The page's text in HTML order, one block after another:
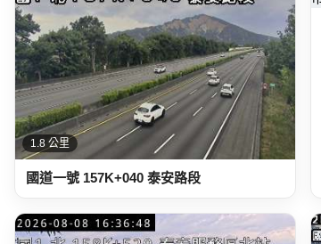
1.8 公里
國道一號 157K+040 泰安路段